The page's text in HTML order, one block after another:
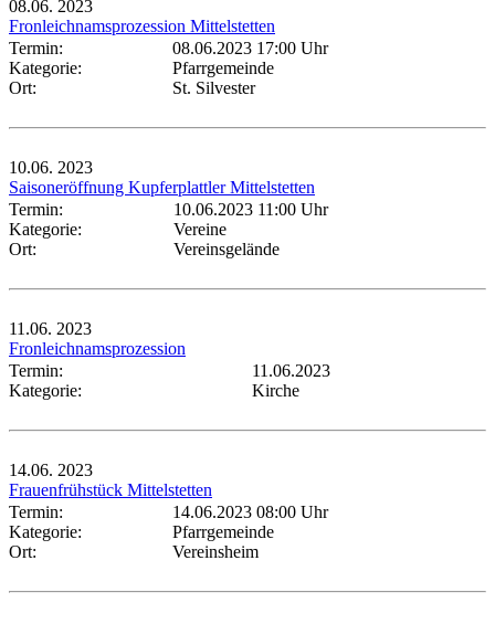
08.06. 2023
Fronleichnamsprozession Mittelstetten
Termin:
08.06.2023 17:00 Uhr
Kategorie:
Pfarrgemeinde
Ort:
St. Silvester
10.06. 2023
Saisoneröffnung Kupferplattler Mittelstetten
Termin:
10.06.2023 11:00 Uhr
Kategorie:
Vereine
Ort:
Vereinsgelände
11.06. 2023
Fronleichnamsprozession
Termin:
11.06.2023
Kategorie:
Kirche
14.06. 2023
Frauenfrühstück Mittelstetten
Termin:
14.06.2023 08:00 Uhr
Kategorie:
Pfarrgemeinde
Ort:
Vereinsheim